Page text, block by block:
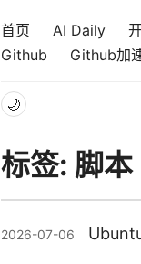
首页 AI Daily
Github
Github加
🌙
标签: 脚本
2026-07-06